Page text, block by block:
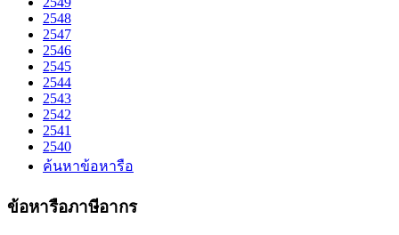
2548
2547
2546
2545
2544
2543
2542
2541
2540
ค้นหาข้อหารือ
ข้อหารือภาษีอากร